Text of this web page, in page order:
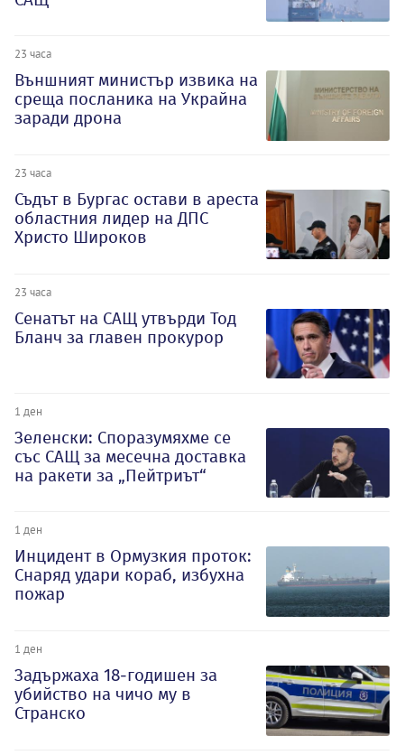
23 часа
Външният министър извика на
среща посланика на Украйна
заради дрона
23 часа
Съдът в Бургас остави в ареста
областния лидер на ДПС
Христо Широков
23 часа
Сенатът на САЩ утвърди Тод
Бланч за главен прокурор
1 ден
Зеленски: Споразумяхме се
със САЩ за месечна доставка
на ракети за „Пейтриът“
1 ден
Инцидент в Ормузкия проток:
Снаряд удари кораб, избухна
пожар
1 ден
Задържаха 18-годишен за
убийство на чичо му в
Странско